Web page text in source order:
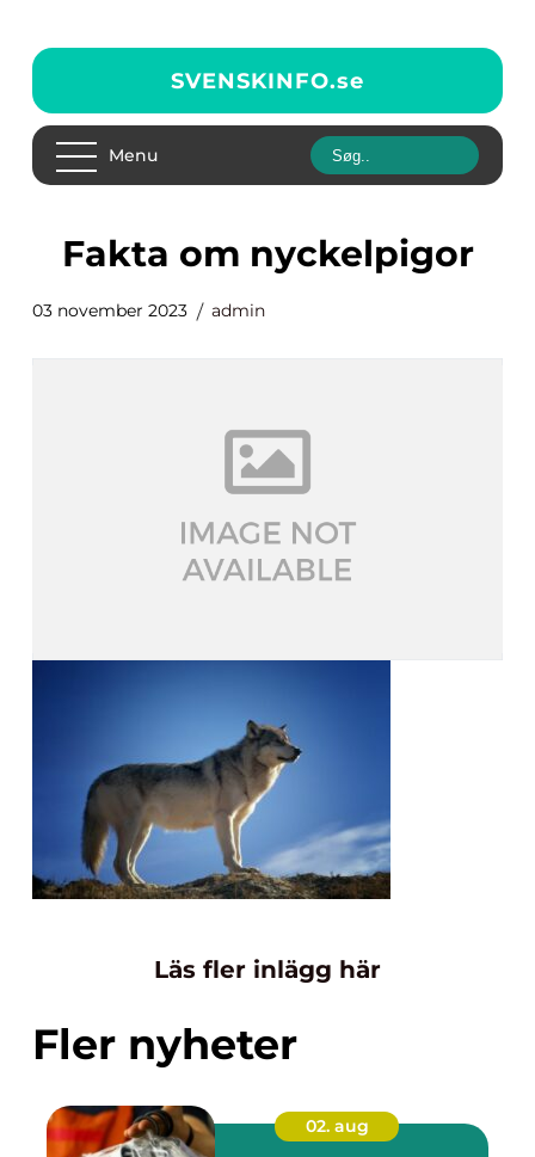
SVENSKINFO.se
Menu
fakta om nyckelpigor
03 november 2023 admin
Läs fler inlägg här
Fler nyheter
02. aug